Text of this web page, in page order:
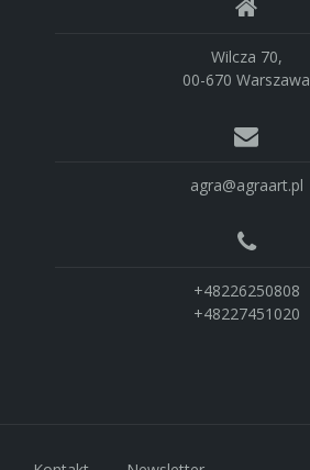
Wilcza 70,
00-670 Warszawa
agra@agraart.pl
+48226250808
+48227451020